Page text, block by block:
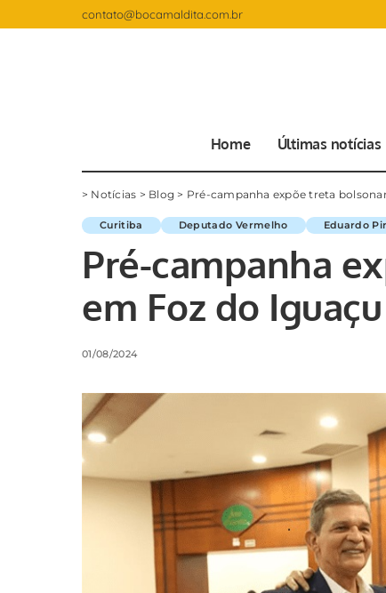
contato@bocamaldita.com.br
Home Últimas notícias
> Notícias > Blog > Pré-campanha expõe treta
Curitiba Deputado Vermelho Eduardo
Pré-campanha
em Foz do Iguaçu
01/08/2024